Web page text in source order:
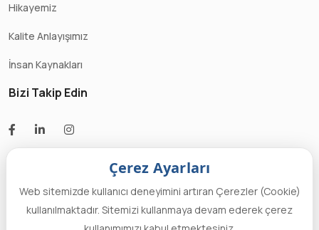
Hikayemiz
Kalite Anlayışımız
İnsan Kaynakları
Bizi Takip Edin
2022 Tüm Hakları
Designed by Fok
Kişisel Verileri
Çerez Ayarları
Web sitemizde kullanıcı deneyimini artıran Çerezler (Cookie)
kullanılmaktadır. Sitemizi kullanmaya devam ederek çerez